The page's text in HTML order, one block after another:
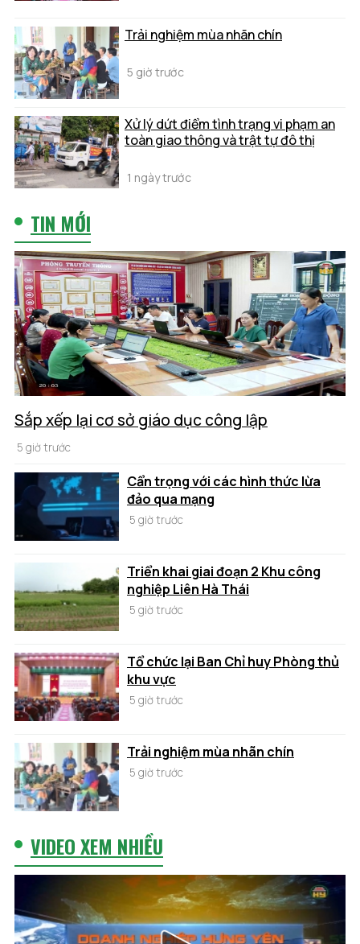
Trải nghiệm mùa nhãn chín
5 giờ trước
Xử lý dứt điểm tình trạng vi phạm an
toàn giao thông và trật tự đô thị
1 ngày trước
TIN MỚI
Sắp xếp lại cơ sở giáo dục công lập
5 giờ trước
Cẩn trọng với các hình thức lừa
đảo qua mạng
5 giờ trước
Triển khai giai đoạn 2 Khu công
nghiệp Liên Hà Thái
5 giờ trước
Tổ chức lại Ban Chỉ huy Phòng thủ
khu vực
5 giờ trước
Trải nghiệm mùa nhãn chín
5 giờ trước
VIDEO XEM NHIỀU